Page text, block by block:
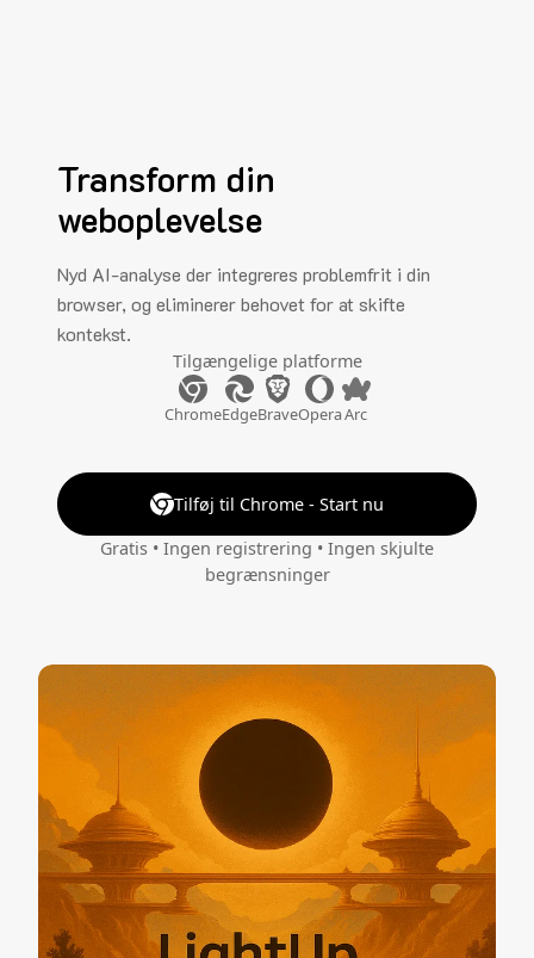
Transform din
weboplevelse
Nyd AI-analyse der integreres problemfrit i din
browser, og eliminerer behovet for at skifte
kontekst.
Tilgængelige platforme
ChromeEdgeBraveOperaArc
Tilføj til Chrome - Start nu
Gratis • Ingen registrering • Ingen skjulte
begrænsninger